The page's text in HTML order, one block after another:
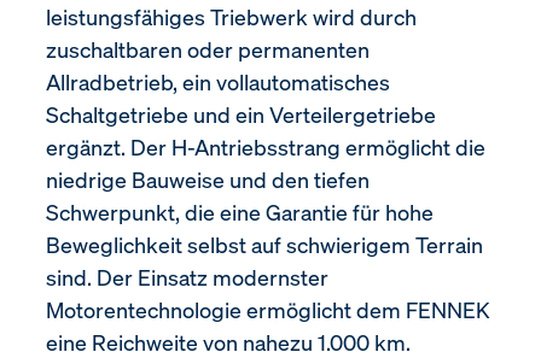
leistungsfähiges Triebwerk wird durch
zuschaltbaren oder permanenten
Allradbetrieb, ein vollautomatisches
Schaltgetriebe und ein Verteilergetriebe
ergänzt. Der H-Antriebsstrang ermöglicht die
niedrige Bauweise und den tiefen
Schwerpunkt, die eine Garantie für hohe
Beweglichkeit selbst auf schwierigem Terrain
sind. Der Einsatz modernster
Motorentechnologie ermöglicht dem FENNEK
eine Reichweite von nahezu 1.000 km.